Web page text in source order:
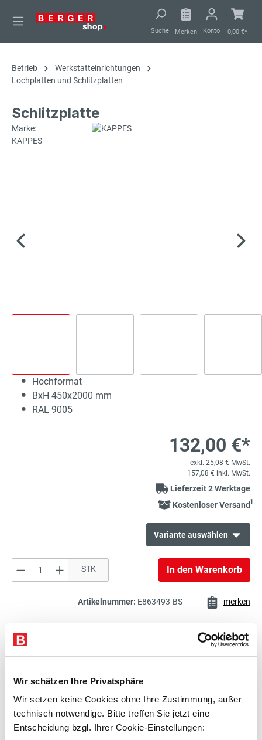
Wir schätzen Ihre Privatsphäre
Wir setzen keine Cookies ohne Ihre Zustimmung, außer
technisch notwendige. Bitte treffen Sie jetzt eine
Entscheidung bzgl. Ihrer Cookie-Einstellungen:
springen
Suche Merken Konto 0,00 €*
Betrieb
Werkstatteinrichtungen
Lochplatten und Schlitzplatten
Schlitzplatte
Marke:
KAPPES
Hochformat
BxH 450x2000 mm
RAL 9005
132,00 €*
exkl. 25,08 € MwSt.
157,08 € inkl. MwSt.
Lieferzeit 2 Werktage
Kostenloser Versand1
Variante auswählen
130,00 €*
154,70 € inkl. MwSt.
130,00 €*
exkl. 24,70 € MwSt.
106,00 €*
exkl. 20,14 € MwSt.
126,14 € inkl. MwSt.
Produkt Anzahl: Gib den gewünschten
STK In den Warenkorb
Artikelnummer: E863493-BS merken
Beschreibung
Beratung